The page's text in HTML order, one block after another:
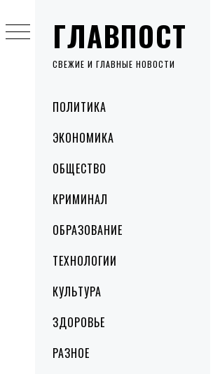
ГЛАВПОСТ
СВЕЖИЕ И ГЛАВНЫЕ НОВОСТИ
MenuПОЛИТИКА
ЭКОНОМИКА
ОБЩЕСТВО
КРИМИНАЛ
ОБРАЗОВАНИЕ
ТЕХНОЛОГИИ
КУЛЬТУРА
ЗДОРОВЬЕ
РАЗНОЕ
to
content